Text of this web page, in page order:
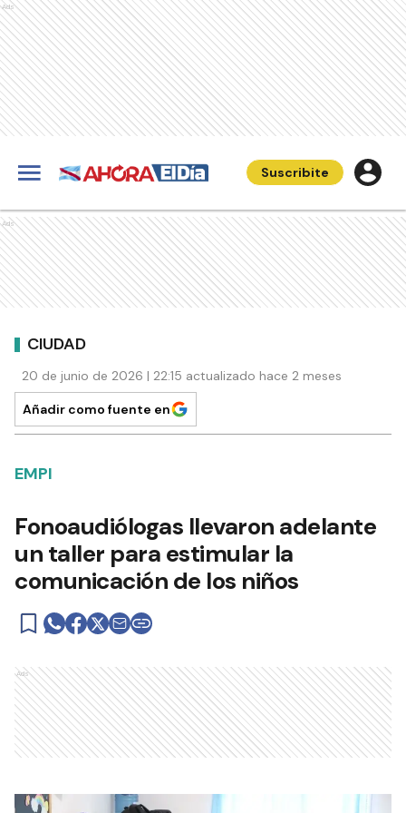
Ads
Suscribite
Ads
CIUDAD
20 de junio de 2026 | 22:15 actualizado hace 2 meses
Añadir como fuente en
EMPI
Fonoaudiólogas llevaron adelante
un taller para estimular la
comunicación de los niños
Ads